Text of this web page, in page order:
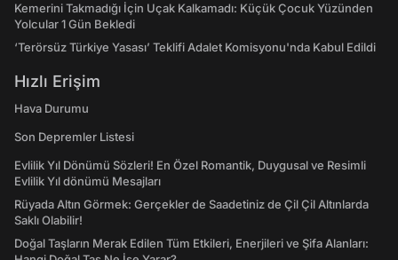
Kemerini Takmadığı İçin Uçak Kalkamadı: Küçük Çocuk Yüzünden
Yolcular 1 Gün Bekledi
‘Terörsüz Türkiye Yasası’ Teklifi Adalet Komisyonu'nda Kabul Edildi
Hızlı Erişim
Hava Durumu
Son Depremler Listesi
Evlilik Yıl Dönümü Sözleri! En Özel Romantik, Duygusal ve Resimli
Evlilik Yıl dönümü Mesajları
Rüyada Altın Görmek: Gerçekler de Saadetiniz de Çil Çil Altınlarda
Saklı Olabilir!
Doğal Taşların Merak Edilen Tüm Etkileri, Enerjileri ve Şifa Alanları: